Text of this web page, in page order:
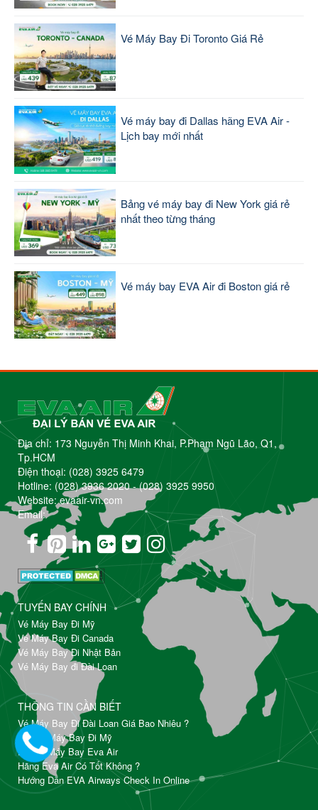
Vé Máy Bay Đi Toronto Giá Rẻ
Vé máy bay đi Dallas hãng EVA Air -
Lịch bay mới nhất
Bảng vé máy bay đi New York giá rẻ
nhất theo từng tháng
Vé máy bay EVA Air đi Boston giá rẻ
Địa chỉ: 173 Nguyễn Thị Minh Khai, P.Phạm Ngũ Lão, Q1,
Tp.HCM
Điện thoại: (028) 3925 6479
Hotline: (028) 3936 2020-(028) 3925 9950
Website: evaair-vn.com
Email:
TUYẾN BAY CHÍNH
Vé Máy Bay Đi Mỹ
Vé Máy Bay Đi Canada
Vé Máy Bay Đi Nhật Bản
Vé Máy Bay đi Đài Loan
THÔNG TIN CẦN BIẾT
Vé Máy Bay Đi Đài Loan Giá Bao Nhiêu ?
Đặt Vé Máy Bay Đi Mỹ
Đổi Vé Máy Bay Eva Air
Hãng Eva Air Có Tốt Không ?
Hướng Dẫn EVA Airways Check In Online